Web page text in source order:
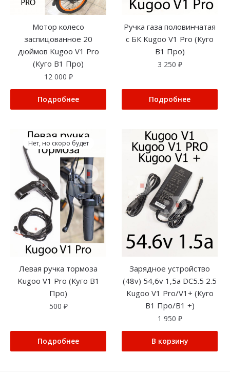
Мотор колесо
заспицованное 20
дюймов Kugoo V1 Pro
(Куго В1 Про)
12 000 ₽
Подробнее
Ручка газа половинчатая
с БК Kugoo V1 Pro (Куго
В1 Про)
3 250 ₽
Подробнее
Нет, но скоро будет
Левая ручка тормоза
Kugoo V1 Pro (Куго В1
Про)
500 ₽
Подробнее
Зарядное устройство
(48v) 54,6v 1,5a DC5.5 2.5
Kugoo V1 Pro/V1+ (Куго
В1 Про/В1 +)
1 950 ₽
В корзину